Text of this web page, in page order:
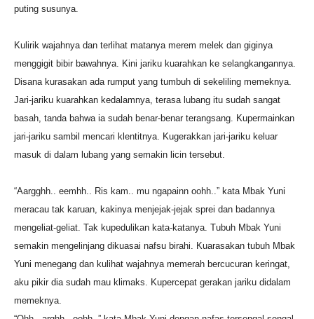
puting susunya.
Kulirik wajahnya dan terlihat matanya merem melek dan giginya
menggigit bibir bawahnya. Kini jariku kuarahkan ke selangkangannya.
Disana kurasakan ada rumput yang tumbuh di sekeliling memeknya.
Jari-jariku kuarahkan kedalamnya, terasa lubang itu sudah sangat
basah, tanda bahwa ia sudah benar-benar terangsang. Kupermainkan
jari-jariku sambil mencari klentitnya. Kugerakkan jari-jariku keluar
masuk di dalam lubang yang semakin licin tersebut.
“Aargghh.. eemhh.. Ris kam.. mu ngapainn oohh..” kata Mbak Yuni
meracau tak karuan, kakinya menjejak-jejak sprei dan badannya
mengeliat-geliat. Tak kupedulikan kata-katanya. Tubuh Mbak Yuni
semakin mengelinjang dikuasai nafsu birahi. Kuarasakan tubuh Mbak
Yuni menegang dan kulihat wajahnya memerah bercucuran keringat,
aku pikir dia sudah mau klimaks. Kupercepat gerakan jariku didalam
memeknya.